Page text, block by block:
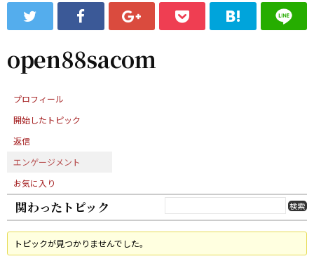
ッ
フ
ォ
ム
open88sacom
プロフィール
開始したトピック
返信
エンゲージメント
お気に入り
関わったトピック
トピックが見つかりませんでした。